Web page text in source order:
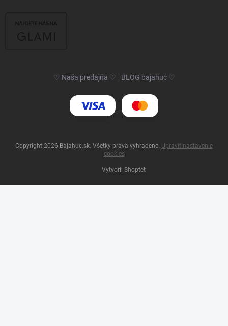
♡ Naša predajňa ♡ BLOG bajahuc ♡
Vytvoril Shoptet
Copyright 2026 Bajahuc.sk. Všetky práva vyhradené. Upraviť nastavenie
cookies